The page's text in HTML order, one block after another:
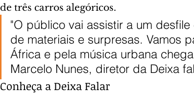
de três carros alegóricos.
"O público vai assistir a um
de materiais e surpresas. Vamos
África e pela música urbana
Marcelo Nunes, diretor da Deixa
Conheça a Deixa Falar